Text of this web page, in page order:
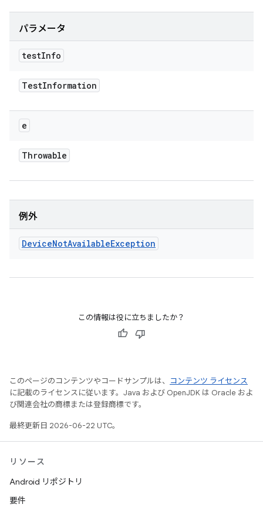
パラメータ
testInfo
TestInformation
e
Throwable
例外
DeviceNotAvailableException
この情報は役に立ちましたか？
このページのコンテンツやコードサンプルは、
コンテンツ ライセンス
に記載のライセンスに従います。Java および OpenJDK は Oracle およ
び関連会社の商標または登録商標です。
最終更新日 2026-06-22 UTC。
リソース
Android リポジトリ
要件